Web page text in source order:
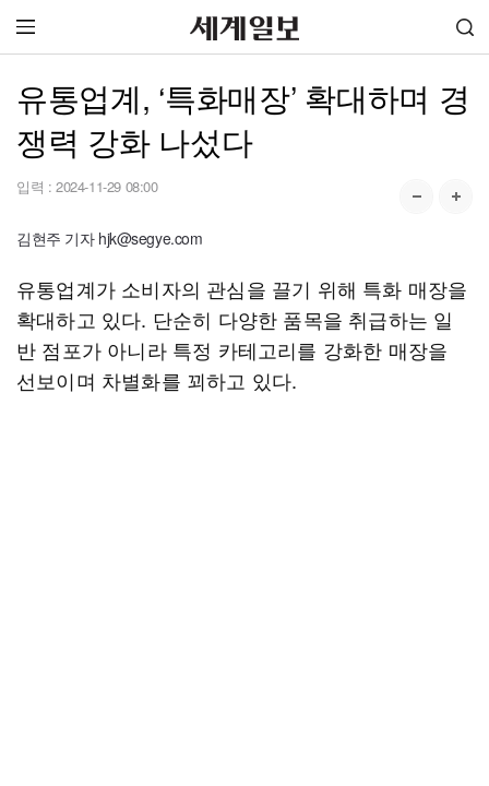
유통업계, ‘특화매장’ 확대하며 경
쟁력 강화 나섰다
입력 : 2024-11-29 08:00
김현주 기자 hjk@segye.com
유통업계가 소비자의 관심을 끌기 위해 특화 매장을
확대하고 있다. 단순히 다양한 품목을 취급하는 일
반 점포가 아니라 특정 카테고리를 강화한 매장을
선보이며 차별화를 꾀하고 있다.